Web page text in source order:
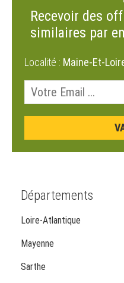
Recevoir des
similaires par
Localité : Maine-Et-
Départements
Loire-Atlantique
Mayenne
Sarthe